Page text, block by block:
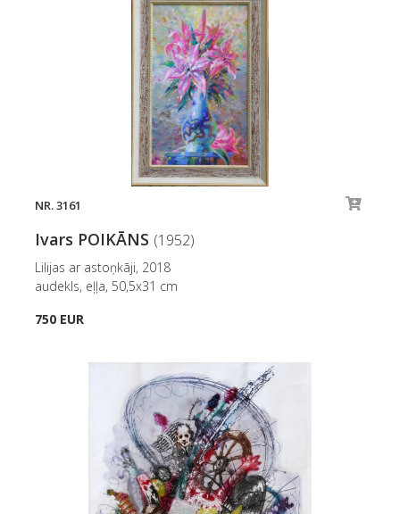
NR. 3161
Ivars POIKĀNS (1952)
Lilijas ar astoņkāji, 2018
audekls, eļļa, 50,5x31 cm
750 EUR